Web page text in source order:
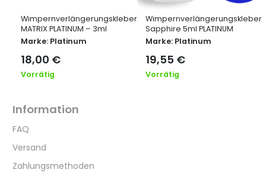
Wimpernverlängerungskleber
MATRIX PLATINUM – 3ml
Marke: Platinum
18,00 €
Vorrätig
Wimpernverlängerungskleber
Sapphire 5ml PLATINUM
Marke: Platinum
19,55 €
Vorrätig
Information
FAQ
Versand
Zahlungsmethoden